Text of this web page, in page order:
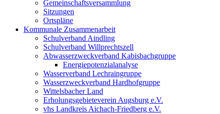
Gemeinschaftsversammlung
Sitzungen
Ortspläne
Kommunale Zusammenarbeit
Schulverband Aindling
Schulverband Willprechtszell
Abwasserzweckverband Kabisbachgruppe
Energiepotenzialanalyse
Wasserverband Lechraingruppe
Wasserzweckverband Hardhofgruppe
Wittelsbacher Land
Erholungsgebieteverein Augsburg e.V.
vhs Landkreis Aichach-Friedberg e.V.